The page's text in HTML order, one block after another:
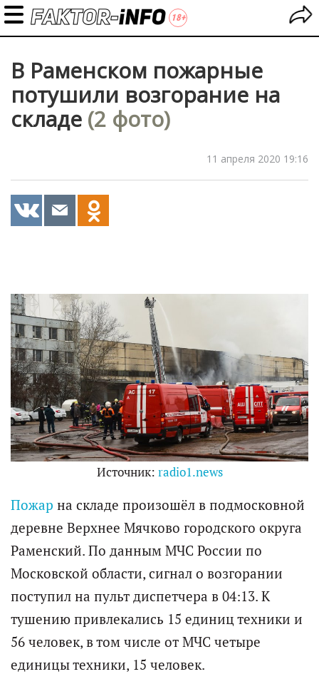
В Раменском пожарные
потушили возгорание на
складе (2 фото)
11 апреля 2020 19:16
Источник: radio1.news
Пожар на складе произошёл в подмосковной
деревне Верхнее Мячково городского округа
Раменский. По данным МЧС России по
Московской области, сигнал о возгорании
поступил на пульт диспетчера в 04:13. К
тушению привлекались 15 единиц техники и
56 человек, в том числе от МЧС четыре
единицы техники, 15 человек.